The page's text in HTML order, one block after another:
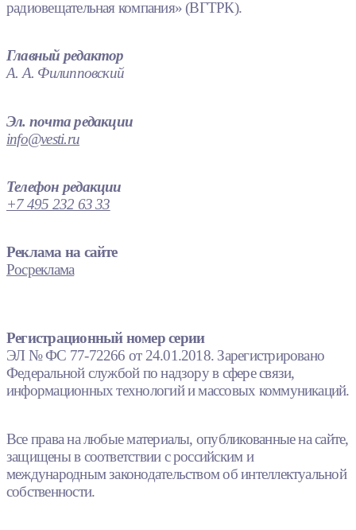
радиовещательная компания» (ВГТРК).
Главный редактор
А. А. Филипповский
Эл. почта редакции
info@vesti.ru
Телефон редакции
+7 495 232 63 33
Реклама на сайте
Росреклама
Регистрационный номер серии
ЭЛ № ФС 77-72266 от 24.01.2018. Зарегистрировано
Федеральной службой по надзору в сфере связи,
информационных технологий и массовых коммуникаций.
Все права на любые материалы, опубликованные на сайте,
защищены в соответствии с российским и
международным законодательством об интеллектуальной
собственности.